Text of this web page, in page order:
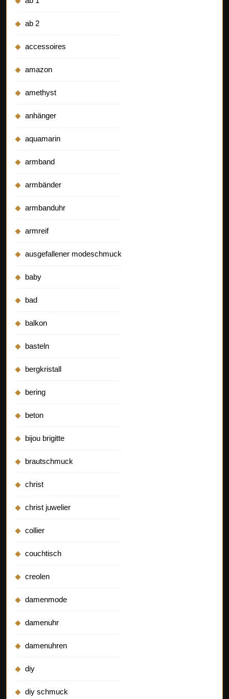
ab 2
accessoires
amazon
amethyst
anhänger
aquamarin
armband
armbänder
armbanduhr
armreif
ausgefallener modeschmuck
baby
bad
balkon
basteln
bergkristall
bering
beton
bijou brigitte
brautschmuck
christ
christ juwelier
collier
couchtisch
creolen
damenmode
damenuhr
damenuhren
diy
diy schmuck